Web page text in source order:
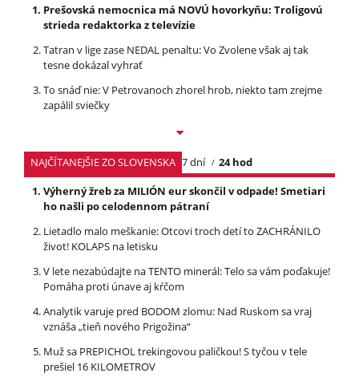
Prešovská nemocnica má NOVÚ hovorkyňu: Troligovú
strieda redaktorka z televízie
Tatran v lige zase NEDAL penaltu: Vo Zvolene však aj tak
tesne dokázal vyhrať
To snáď nie: V Petrovanoch zhorel hrob, niekto tam zrejme
zapálil sviečky
NAJČÍTANEJŠIE ZO SLOVENSKA 7 dní
24 hod
Výherný žreb za MILIÓN eur skončil v odpade! Smetiari
ho našli po celodennom pátraní
Lietadlo malo meškanie: Otcovi troch detí to ZACHRÁNILO
život! KOLAPS na letisku
V lete nezabúdajte na TENTO minerál: Telo sa vám poďakuje!
Pomáha proti únave aj kŕčom
Analytik varuje pred BODOM zlomu: Nad Ruskom sa vraj
vznáša „tieň nového Prigožina“
Muž sa PREPICHOL trekingovou paličkou! S tyčou v tele
prešiel 16 KILOMETROV